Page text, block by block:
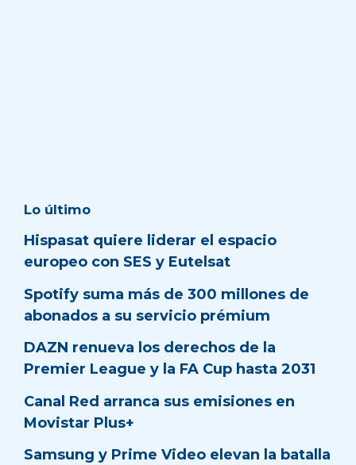
Lo último
Hispasat quiere liderar el espacio
europeo con SES y Eutelsat
Spotify suma más de 300 millones de
abonados a su servicio prémium
DAZN renueva los derechos de la
Premier League y la FA Cup hasta 2031
Canal Red arranca sus emisiones en
Movistar Plus+
Samsung y Prime Video elevan la batalla